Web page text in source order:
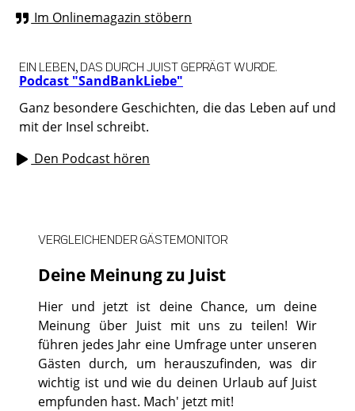
Im Onlinemagazin stöbern
Podcast "SandBankLiebe"
EIN LEBEN, DAS DURCH JUIST GEPRÄGT WURDE.
Ganz besondere Geschichten, die das Leben auf und
mit der Insel schreibt.
Den Podcast hören
Deine Meinung zu Juist
VERGLEICHENDER GÄSTEMONITOR
Hier und jetzt ist deine Chance, um deine
Meinung über Juist mit uns zu teilen! Wir
führen jedes Jahr eine Umfrage unter unseren
Gästen durch, um herauszufinden, was dir
wichtig ist und wie du deinen Urlaub auf Juist
empfunden hast. Mach' jetzt mit!